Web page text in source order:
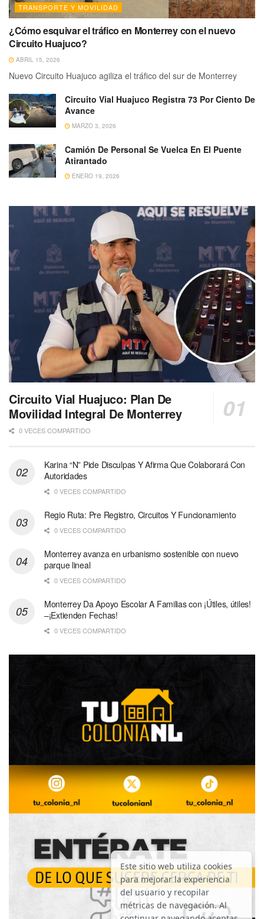
TRANSPORTE Y MOVILIDAD
¿Cómo esquivar el tráfico en Monterrey con el nuevo
Circuito Huajuco?
ABRIL 15, 2026
Nuevo Circuito Huajuco agiliza el tráfico del sur de Monterrey
Circuito Vial Huajuco Registra 73 Por Ciento De
Avance
MARZO 3, 2026
Camión De Personal Se Vuelca En El Puente
Atirantado
ENERO 19, 2026
Circuito Vial Huajuco: Plan De
Movilidad Integral De Monterrey
0 VECES COMPARTIDO
Karina “N” Pide Disculpas Y Afirma Que Colaborará Con
Autoridades
0 VECES COMPARTIDO
Regio Ruta: Pre Registro, Circuitos Y Funcionamiento
0 VECES COMPARTIDO
Monterrey avanza en urbanismo sostenible con nuevo
parque lineal
0 VECES COMPARTIDO
Monterrey Da Apoyo Escolar A Familias con ¡Útiles, útiles!
–¡Extienden Fechas!
0 VECES COMPARTIDO
Este sitio web utiliza cookies
para mejorar la experiencia
del usuario y recopilar
métricas de navegación. Al